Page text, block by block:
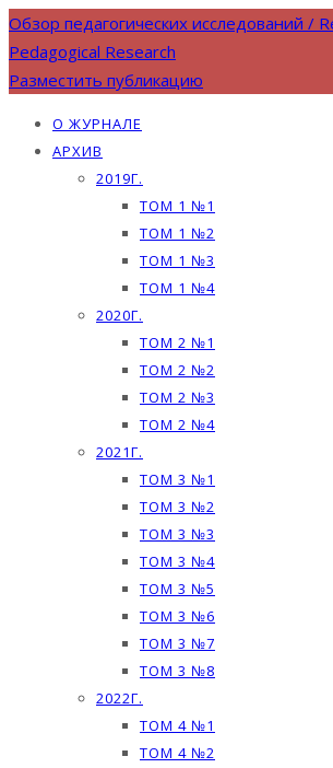
Обзор педагогических исследований /
Pedagogical Research
Разместить публикацию
О ЖУРНАЛЕ
АРХИВ
2019Г.
ТОМ 1 №1
ТОМ 1 №2
ТОМ 1 №3
ТОМ 1 №4
2020Г.
ТОМ 2 №1
ТОМ 2 №2
ТОМ 2 №3
ТОМ 2 №4
2021Г.
ТОМ 3 №1
ТОМ 3 №2
ТОМ 3 №3
ТОМ 3 №4
ТОМ 3 №5
ТОМ 3 №6
ТОМ 3 №7
ТОМ 3 №8
2022Г.
ТОМ 4 №1
ТОМ 4 №2